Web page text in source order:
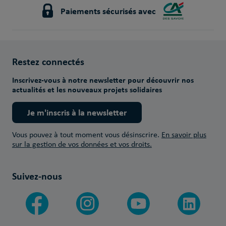
Paiements sécurisés avec
Restez connectés
Inscrivez-vous à notre newsletter pour découvrir nos
actualités et les nouveaux projets solidaires
Je m'inscris à la newsletter
Vous pouvez à tout moment vous désinscrire. En savoir plus
sur la gestion de vos données et vos droits.
Suivez-nous